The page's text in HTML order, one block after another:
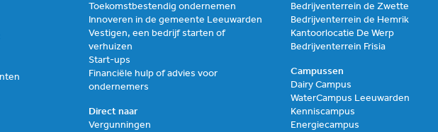
Toekomstbestendig ondernemen
Innoveren in de gemeente Leeuwarden
Vestigen, een bedrijf starten of
verhuizen
Start-ups
Financiële hulp of advies voor
ondernemers
Direct naar
Vergunningen
Bedrijventerrein de Zwette
Bedrijventerrein de Hemrik
Kantoorlocatie De Werp
Bedrijventerrein Frisia
Campussen
Dairy Campus
WaterCampus Leeuwarden
Kenniscampus
Energiecampus